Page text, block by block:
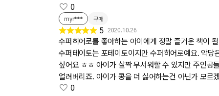
0
myr*** 구매
5 2020.10.26
수퍼히어로를 좋아하는 아이에게 정말 즐거운 책이
수퍼테이토는 포테이토이지만 수퍼히어로예요. 악
싶어요 ㅎㅎ 아이가 살짝 무서워할 수 있지만 주인공
얼려버리죠. 아이가 콩을 더 싫어하는건 아닌가 모르
0